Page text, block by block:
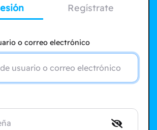
Regístrate
o correo electrónico